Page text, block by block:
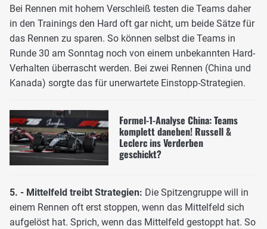
Bei Rennen mit hohem Verschleiß testen die Teams daher
in den Trainings den Hard oft gar nicht, um beide Sätze für
das Rennen zu sparen. So können selbst die Teams in
Runde 30 am Sonntag noch von einem unbekannten Hard-
Verhalten überrascht werden. Bei zwei Rennen (China und
Kanada) sorgte das für unerwartete Einstopp-Strategien.
Formel-1-Analyse China: Teams
komplett daneben! Russell &
Leclerc ins Verderben
geschickt?
5. - Mittelfeld treibt Strategien: Die Spitzengruppe will in
einem Rennen oft erst stoppen, wenn das Mittelfeld sich
aufgelöst hat. Sprich, wenn das Mittelfeld gestoppt hat. So